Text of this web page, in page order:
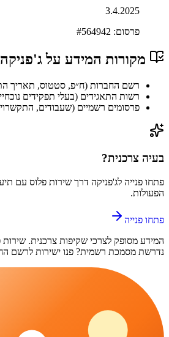
3.4.2025
פרסום: # 564942
מקורות המידע על ג'פניקה
רשם החברות (ח״פ, סטטוס, תאריך
רשות התאגידים (בעלי תפקידים
פרסומים רשמיים (שעבודים,
בעיה צרכנית?
פתחו פנייה לג'פניקה דרך שירות פלוס עם
הפעולות.
פתחו פנייה
המידע מסופק לצרכי שקיפות צרכנית. שירות
נדרשת מסמכת רשמית? פנו ישירות לרשם